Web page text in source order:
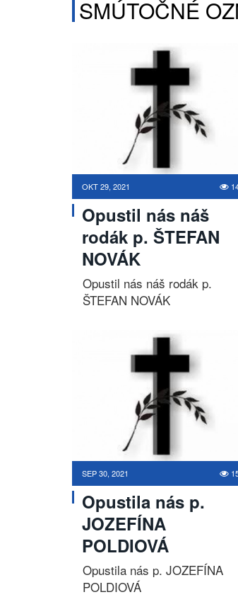
SMÚTOČNÉ
OKT 29, 2021
Opustil nás náš
rodák p. ŠTEFAN
NOVÁK
Opustil nás náš rodák p.
ŠTEFAN NOVÁK
SEP 30, 2021
Opustila nás p.
JOZEFÍNA
POLDIOVÁ
Opustila nás p. JOZEFÍNA
POLDIOVÁ